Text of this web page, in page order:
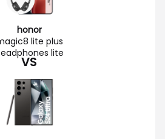
honor
lite plus
lite
VS